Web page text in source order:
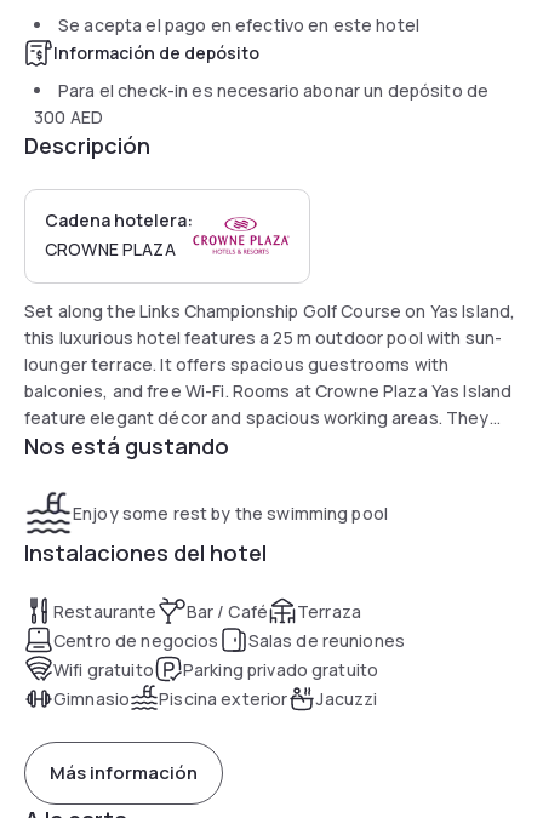
Se acepta el pago en efectivo en este hotel
Información de depósito
Para el check-in es necesario abonar un depósito de
300 AED
Descripción
Cadena hotelera:
CROWNE PLAZA
Set along the Links Championship Golf Course on Yas Island,
this luxurious hotel features a 25 m outdoor pool with sun-
lounger terrace. It offers spacious guestrooms with
balconies, and free Wi-Fi. Rooms at Crowne Plaza Yas Island
feature elegant décor and spacious working areas. They
include satellite TV and tea-and-coffee facilities. Some
variety of restaurants and bars. Guests can enjoy Lebanese
cuisine at Barouk, or visit Stills which serves a wide variety
of international draught beer. All day dining is available at
lobby lounge. The hotel has a state-of-the-art gym which
includes a squash court and steam rooms. In the evening
the hotel provides live entertainment. Crowne Plaza Yas
Island is located 8.5 km from Abu Dhabi International Airport.
Yas Waterworld and Yas Beach are a few minutes away. Free
private parking is possible on site.
Nos está gustando
Enjoy some rest by the swimming pool
Instalaciones del hotel
Restaurante Bar / Café
Terraza
Centro de negocios
Salas de reuniones
Wifi gratuito
Parking privado gratuito
Gimnasio
Piscina exterior Jacuzzi
Más información